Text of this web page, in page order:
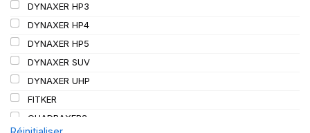
115/113
116/113
116/114
127/127
144/141
DYNAXER HP3
DYNAXER HP4
DYNAXER HP5
DYNAXER SUV
DYNAXER UHP
FITKER
QUADRAXER2